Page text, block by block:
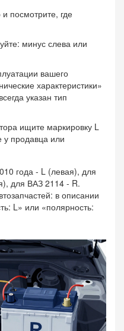
посмотрите, где
минус слева или
вашего
характеристики»
указан тип
ищите маркировку L
у продавца или
года - L (левая), для
для ВАЗ 2114 - R.
в описании
L» или «полярность: